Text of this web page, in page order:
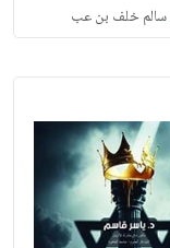
سالم خلف بن عب